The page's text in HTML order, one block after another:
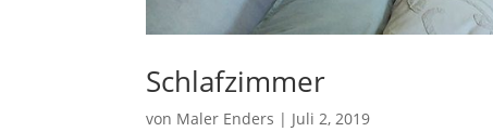
Schlafzimmer
von Maler Enders | Juli 2, 2019